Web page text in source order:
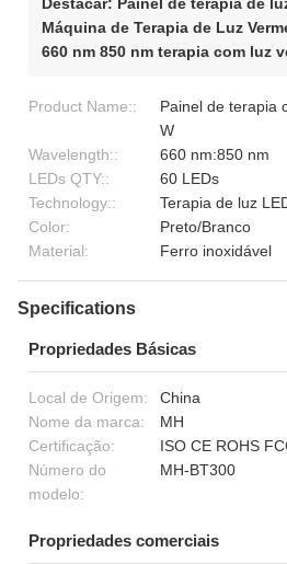
Máquina de Terapia de Luz
660 nm 850 nm terapia com luz
Product Name::
Painel de terapia
W
Wavelength::
660 nm:850 nm
LEDs QTY::
60 LEDs
Technology::
Terapia de luz
Color:
Preto/Branco
Material:
Ferro inoxidável
Specifications
Propriedades Básicas
Local de Origem:
China
Nome da marca:
MH
Certificação:
ISO CE ROHS
Número do
modelo:
MH-BT300
Propriedades comerciais